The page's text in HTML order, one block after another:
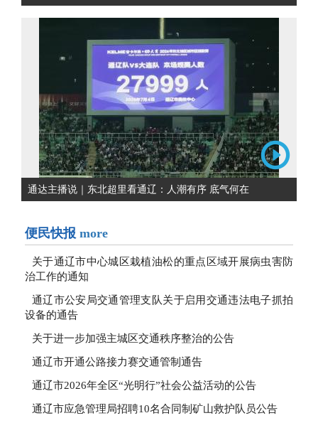
通达主播说｜东北超里看通辽：人潮有序 底气何在
便民快报 more
关于通辽市中心城区栽植油松的重点区域开展病虫害防
治工作的通知
通辽市公安局交通管理支队关于启用交通违法电子抓拍
设备的通告
关于进一步加强主城区交通秩序整治的公告
通辽市开通公路接力赛交通管制通告
通辽市2026年全区“光明行”社会公益活动的公告
通辽市应急管理局招聘10名合同制矿山救护队员公告